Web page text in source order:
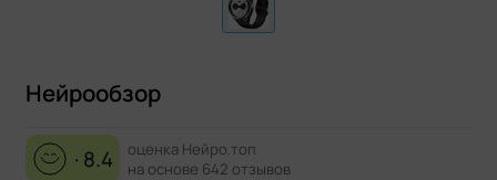
Нейрообзор
· 8.4
оценка Нейро.топ
на основе 642 отзывов